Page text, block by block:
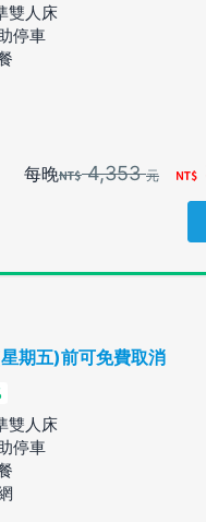
雙人床
停車
每晚 4,353元
期五)前可免費取消
雙人床
停車